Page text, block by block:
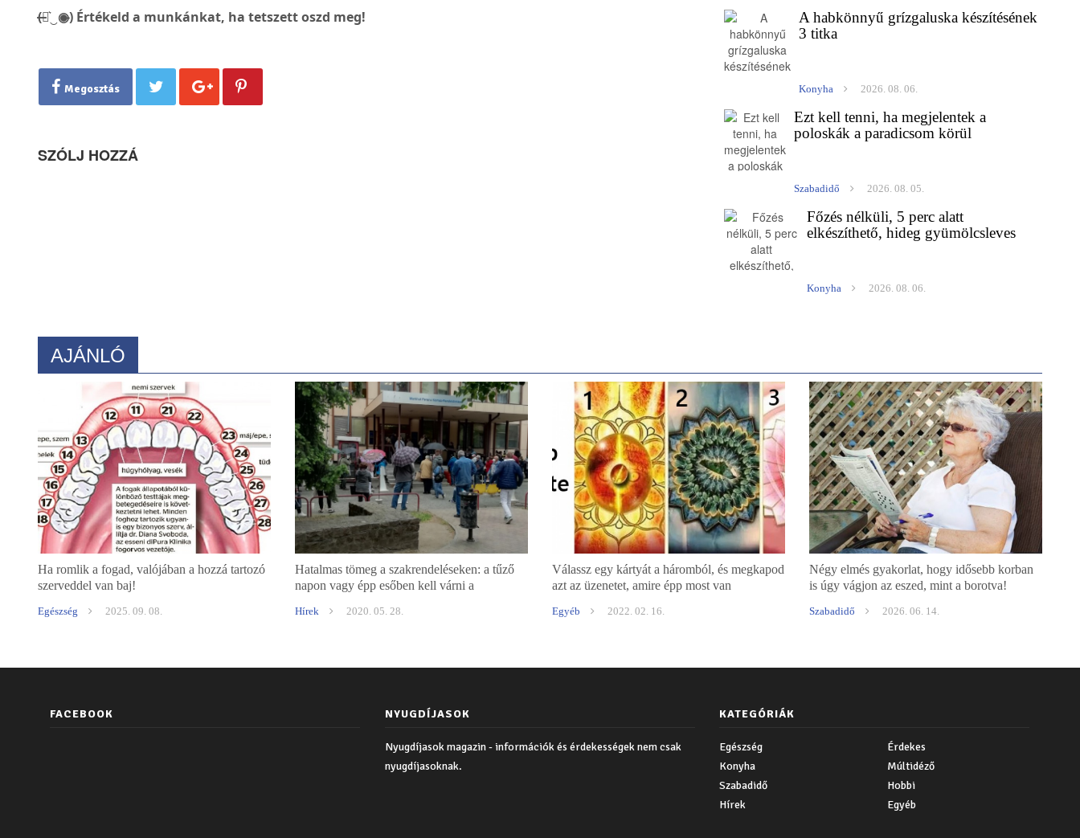
(̶◉͛‿◉̶) Értékeld a munkánkat, ha tetszett oszd meg!
Megosztás
SZÓLJ HOZZÁ
A habkönnyű grízgaluska készítésének
3 titka
Konyha 2026. 08. 06.
Ezt kell tenni, ha megjelentek a
poloskák a paradicsom körül
Szabadidő 2026. 08. 05.
Főzés nélküli, 5 perc alatt
elkészíthető, hideg gyümölcsleves
Konyha 2026. 08. 06.
AJÁNLÓ
Ha romlik a fogad, valójában a hozzá tartozó
szerveddel van baj!
Egészség 2025. 09. 08.
Hatalmas tömeg a szakrendeléseken: a tűző
napon vagy épp esőben kell várni a
Hírek 2020. 05. 28.
Válassz egy kártyát a háromból, és megkapod
azt az üzenetet, amire épp most van
Egyéb 2022. 02. 16.
Négy elmés gyakorlat, hogy idősebb korban
is úgy vágjon az eszed, mint a borotva!
Szabadidő 2026. 06. 14.
FACEBOOK NYUGDÍJASOK
Nyugdíjasok magazin - információk és érdekességek nem csak
nyugdíjasoknak.
KATEGÓRIÁK
Egészség
Érdekes
Konyha
Múltidéző
Szabadidő
Hobbi
Hírek
Egyéb